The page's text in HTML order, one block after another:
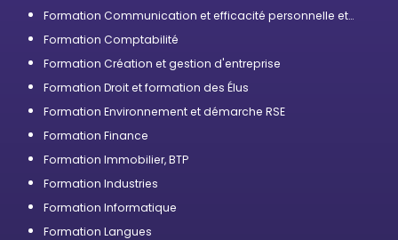
Formation Communication et efficacité personnelle et
Formation Comptabilité
Formation Création et gestion d'entreprise
Formation Droit et formation des Élus
Formation Environnement et démarche RSE
Formation Finance
Formation Immobilier, BTP
Formation Industries
Formation Informatique
Formation Langues